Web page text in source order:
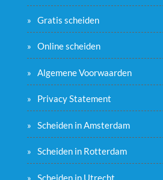
Gratis scheiden
Online scheiden
Algemene Voorwaarden
Privacy Statement
Scheiden in Amsterdam
Scheiden in Rotterdam
Scheiden in Utrecht